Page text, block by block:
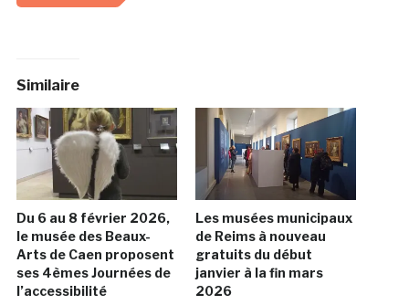
Similaire
Du 6 au 8 février 2026,
le musée des Beaux-
Arts de Caen proposent
ses 4èmes Journées de
l’accessibilité
Les musées municipaux
de Reims à nouveau
gratuits du début
janvier à la fin mars
2026